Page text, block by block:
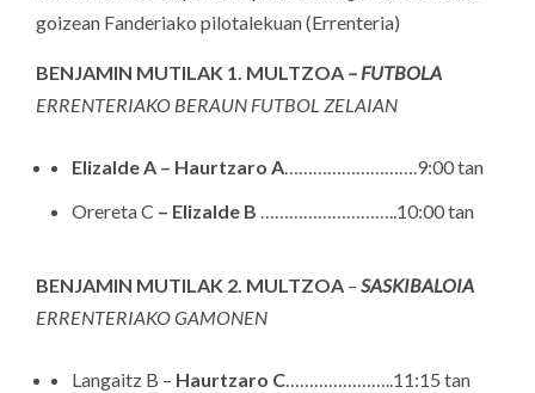
goizean Fanderiako pilotalekuan (Errenteria)
BENJAMIN MUTILAK 1. MULTZOA – FUTBOLA
ERRENTERIAKO BERAUN FUTBOL ZELAIAN
Elizalde A – Haurtzaro A……………………….9:00 tan
Orereta C – Elizalde B ………………………..10:00 tan
BENJAMIN MUTILAK 2. MULTZOA – SASKIBALOIA
ERRENTERIAKO GAMONEN
Langaitz B – Haurtzaro C…………………..11:15 tan